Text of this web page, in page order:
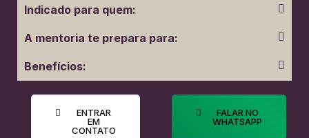
Indicado para quem:
A mentoria te prepara para:
Benefícios:
ENTRAR
EM
CONTATO
FALAR NO
WHATSAPP